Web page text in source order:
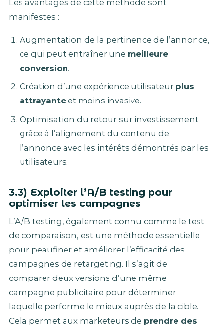
Les avantages de cette méthode sont
manifestes :
Augmentation de la pertinence de l’annonce,
ce qui peut entraîner une meilleure
conversion.
Création d’une expérience utilisateur plus
attrayanteet moins invasive.
Optimisation du retour sur investissement
grâce à l’alignement du contenu de
l’annonce avec les intérêts démontrés par les
utilisateurs.
3.3) Exploiter l’A/B testing pour
optimiser les campagnes
L’A/B testing, également connu comme le test
de comparaison, est une méthode essentielle
pour peaufiner et améliorer l’efficacité des
campagnes de retargeting. Il s’agit de
comparer deux versions d’une même
campagne publicitaire pour déterminer
laquelle performe le mieux auprès de la cible.
Cela permet aux marketeurs de prendre des